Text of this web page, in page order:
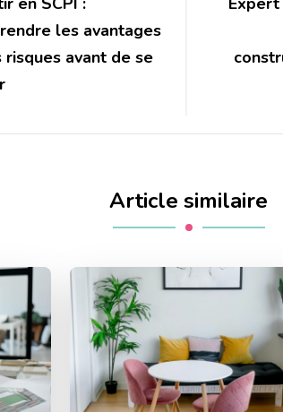
les avantages
avant de se
Article similaire